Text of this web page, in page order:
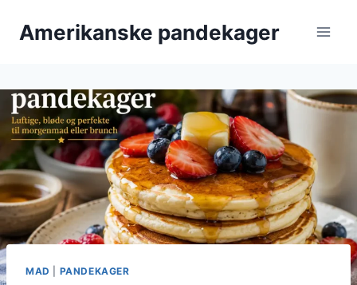
Amerikanske pandekager
MAD PANDEKAGER